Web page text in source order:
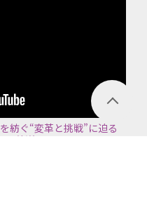
紡ぐ“変革と挑戦”に迫る
放送＞